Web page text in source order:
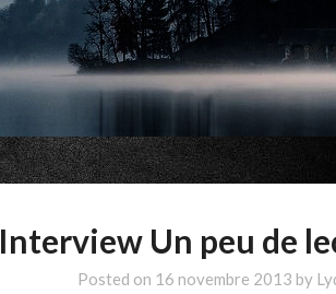
Interview Un peu de
Posted on 16 novembre 2013 by